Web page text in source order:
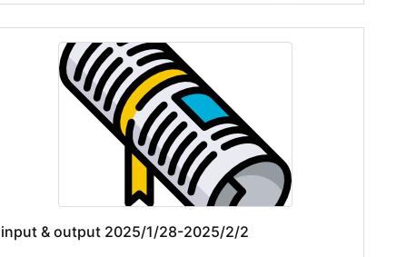
input & output 2025/1/28-2025/2/2